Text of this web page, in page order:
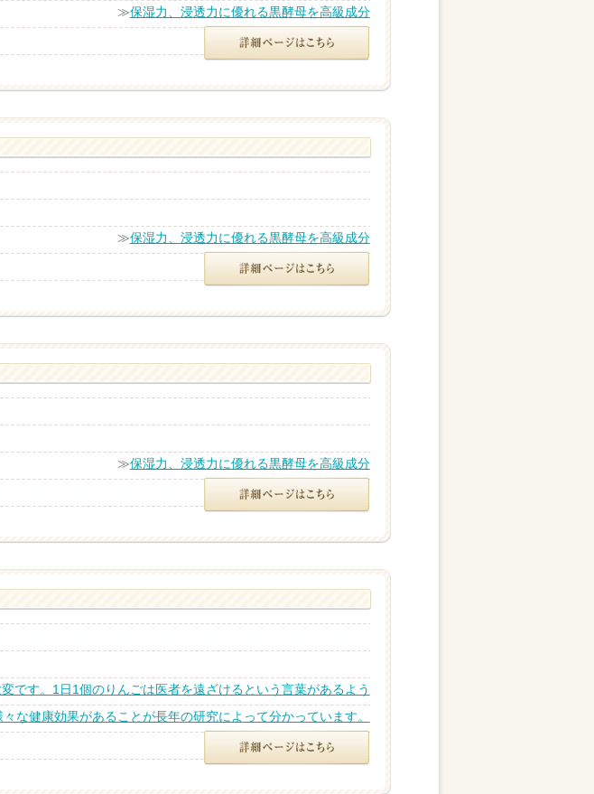
≫保湿力、浸透力に優れる黒酵母を高級成分
≫保湿力、浸透力に優れる黒酵母を高級成分
≫保湿力、浸透力に優れる黒酵母を高級成分
です。1日1個のりんごは医者を遠ざけるという言葉があるよう
な健康効果があることが長年の研究によって分かっています。